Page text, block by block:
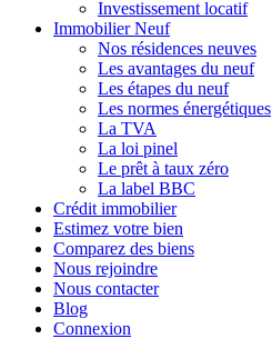
Investissement locatif
Immobilier Neuf
Nos résidences neuves
Les avantages du neuf
Les étapes du neuf
Les normes énergétiques
La TVA
La loi pinel
Le prêt à taux zéro
La label BBC
Crédit immobilier
Estimez votre bien
Comparez des biens
Nous rejoindre
Nous contacter
Blog
Connexion